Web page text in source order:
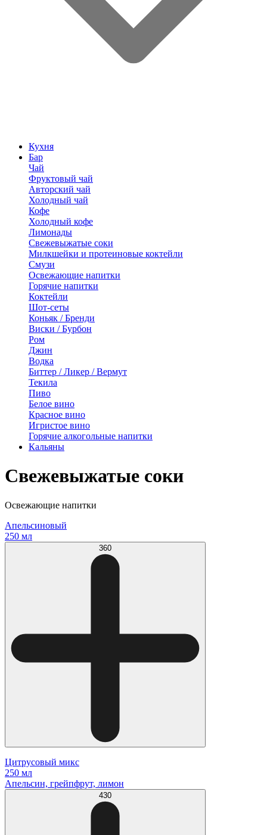
Кухня
Бар
Чай
Фруктовый чай
Авторский чай
Холодный чай
Кофе
Холодный кофе
Лимонады
Свежевыжатые соки
Милкшейки и протеиновые коктейли
Смузи
Освежающие напитки
Горячие напитки
Коктейли
Шот-сеты
Коньяк / Бренди
Виски / Бурбон
Ром
Джин
Водка
Биттер / Ликер / Вермут
Текила
Пиво
Белое вино
Красное вино
Игристое вино
Горячие алкогольные напитки
Кальяны
Свежевыжатые соки
Освежающие напитки
Апельсиновый
250 мл
360
Цитрусовый микс
250 мл
Апельсин, грейпфрут, лимон
430